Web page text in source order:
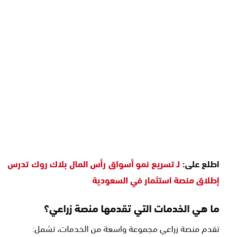
اطلع على: لـ تسريع نمو أسواق رأس المال بلاك روك تدرس
إطلاق منصة استثمار في السعودية
ما هي الخدمات التي تقدمها منصة زراعي؟
تقدم منصة زراعي مجموعة واسعة من الخدمات، تشمل: